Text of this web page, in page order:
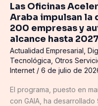
Las Oficinas
Araba impulsan la
200 empresas y
alcance hasta 2027
Actualidad Empresarial
Tecnológica Otros
Internet / 6 de julio de
El programa, puesto en
con GAIA, ha
digitalización
de
más
de
200
empresas
y